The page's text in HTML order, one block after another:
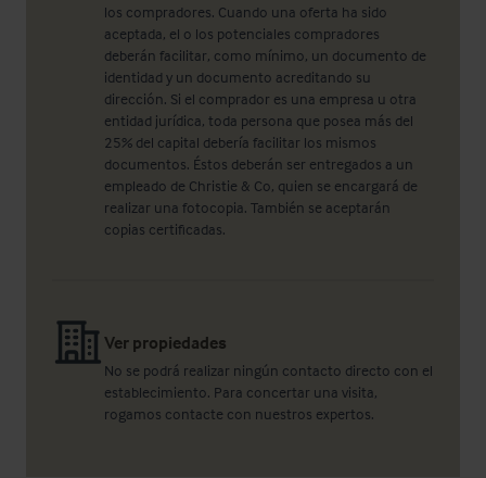
los compradores. Cuando una oferta ha sido
aceptada, el o los potenciales compradores
deberán facilitar, como mínimo, un documento de
identidad y un documento acreditando su
dirección. Si el comprador es una empresa u otra
entidad jurídica, toda persona que posea más del
25% del capital debería facilitar los mismos
documentos. Éstos deberán ser entregados a un
empleado de Christie & Co, quien se encargará de
realizar una fotocopia. También se aceptarán
copias certificadas.
Ver propiedades
No se podrá realizar ningún contacto directo con el
establecimiento. Para concertar una visita,
rogamos contacte con nuestros expertos.